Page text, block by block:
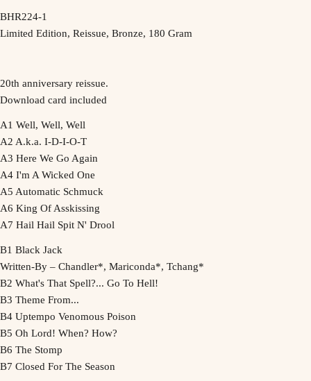
BHR224-1
Limited Edition, Reissue, Bronze, 180 Gram
20th anniversary reissue.
Download card included
A1 Well, Well, Well
A2 A.k.a. I-D-I-O-T
A3 Here We Go Again
A4 I'm A Wicked One
A5 Automatic Schmuck
A6 King Of Asskissing
A7 Hail Hail Spit N' Drool
B1 Black Jack
Written-By – Chandler*, Mariconda*, Tchang*
B2 What's That Spell?... Go To Hell!
B3 Theme From...
B4 Uptempo Venomous Poison
B5 Oh Lord! When? How?
B6 The Stomp
B7 Closed For The Season